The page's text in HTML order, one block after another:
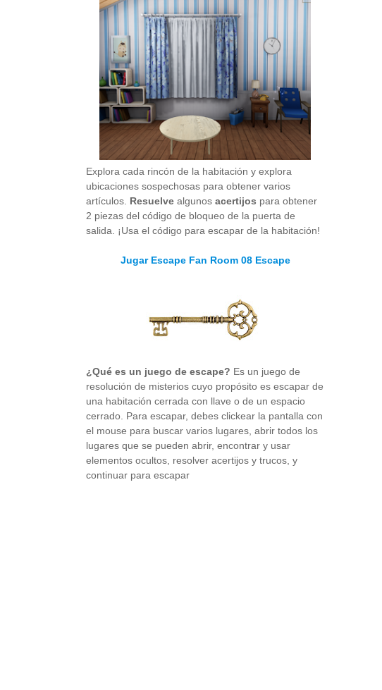
Explora cada rincón de la habitación y explora
ubicaciones sospechosas para obtener varios
artículos. Resuelve algunos acertijos para obtener
2 piezas del código de bloqueo de la puerta de
salida. ¡Usa el código para escapar de la habitación!
Jugar Escape Fan Room 08 Escape
¿Qué es un juego de escape? Es un juego de
resolución de misterios cuyo propósito es escapar de
una habitación cerrada con llave o de un espacio
cerrado. Para escapar, debes clickear la pantalla con
el mouse para buscar varios lugares, abrir todos los
lugares que se pueden abrir, encontrar y usar
elementos ocultos, resolver acertijos y trucos, y
continuar para escapar